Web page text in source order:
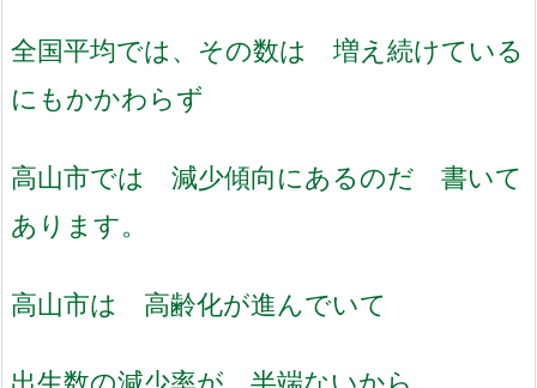
全国平均では、その数は 増え続けている
にもかかわらず
高山市では 減少傾向にあるのだ 書いて
あります。
高山市は 高齢化が進んでいて